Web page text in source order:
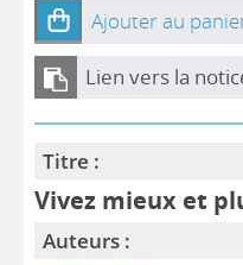
Ajouter au
Lien vers la
Titre :
Vivez mieux et
Auteurs :